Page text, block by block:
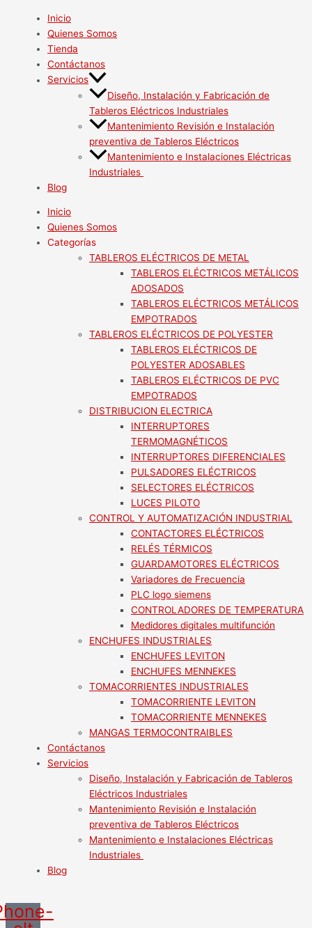
Inicio
Quienes Somos
Tienda
Contáctanos
Servicios
Diseño, Instalación y Fabricación de
Tableros Eléctricos Industriales
Mantenimiento Revisión e Instalación
preventiva de Tableros Eléctricos
Mantenimiento e Instalaciones Eléctricas
Industriales
Blog
Inicio
Quienes Somos
Categorías
TABLEROS ELÉCTRICOS DE METAL
TABLEROS ELÉCTRICOS METÁLICOS
ADOSADOS
TABLEROS ELÉCTRICOS METÁLICOS
EMPOTRADOS
TABLEROS ELÉCTRICOS DE POLYESTER
TABLEROS ELÉCTRICOS DE
POLYESTER ADOSABLES
TABLEROS ELÉCTRICOS DE PVC
EMPOTRADOS
DISTRIBUCION ELECTRICA
INTERRUPTORES
TERMOMAGNÉTICOS
INTERRUPTORES DIFERENCIALES
PULSADORES ELÉCTRICOS
SELECTORES ELÉCTRICOS
LUCES PILOTO
CONTROL Y AUTOMATIZACIÓN INDUSTRIAL
CONTACTORES ELÉCTRICOS
RELÉS TÉRMICOS
GUARDAMOTORES ELÉCTRICOS
Variadores de Frecuencia
PLC logo siemens
CONTROLADORES DE TEMPERATURA
Medidores digitales multifunción
ENCHUFES INDUSTRIALES
ENCHUFES LEVITON
ENCHUFES MENNEKES
TOMACORRIENTES INDUSTRIALES
TOMACORRIENTE LEVITON
TOMACORRIENTE MENNEKES
MANGAS TERMOCONTRAIBLES
Contáctanos
Servicios
Diseño, Instalación y Fabricación de Tableros
Eléctricos Industriales
Mantenimiento Revisión e Instalación
preventiva de Tableros Eléctricos
Mantenimiento e Instalaciones Eléctricas
Industriales
Blog